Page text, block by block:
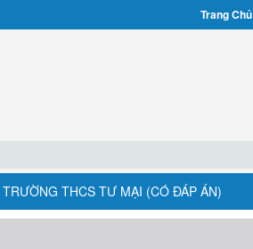
Trang Chủ
THCS TƯ MẠI (CÓ ĐÁP ÁN)